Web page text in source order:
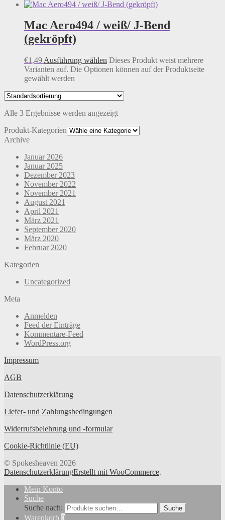
Mac Aero494 / weiß/ J-Bend
(gekröpft)
€1,49 Ausführung wählen Dieses Produkt weist mehrere
Varianten auf. Die Optionen können auf der Produktseite
gewählt werden
Alle 3 Ergebnisse werden angezeigt
Produkt-Kategorien
Archive
Januar 2026
Januar 2025
Dezember 2023
November 2022
November 2021
August 2021
April 2021
März 2021
September 2020
März 2020
Februar 2020
Kategorien
Uncategorized
Meta
Anmelden
Feed der Einträge
Kommentare-Feed
WordPress.org
Impressum
AGB
Datenschutzerklärung
Liefer- und Zahlungsbedingungen
Widerrufsbelehrung und -formular
Cookie-Richtlinie (EU)
© Spokesheaven 2026
DatenschutzerklärungErstellt mit WooCommerce.
Mein Konto
Suche
Suche nach:
Suche
Warenkorb 0